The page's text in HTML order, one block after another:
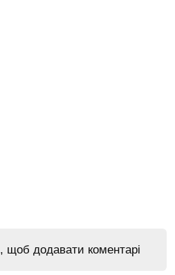
, щоб додавати коментарі